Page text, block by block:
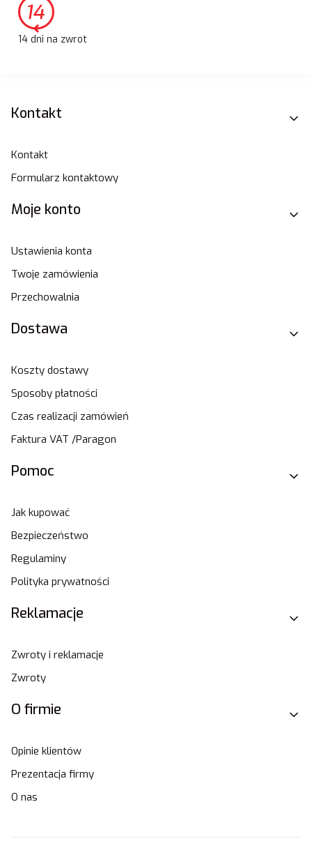
14 dni na zwrot
Linki w stopce
Kontakt
Kontakt
Formularz kontaktowy
Moje konto
Ustawienia konta
Twoje zamówienia
Przechowalnia
Dostawa
Koszty dostawy
Sposoby płatności
Czas realizacji zamówień
Faktura VAT /Paragon
Pomoc
Jak kupować
Bezpieczeństwo
Regulaminy
Polityka prywatności
Reklamacje
Zwroty i reklamacje
Zwroty
O firmie
Opinie klientów
Prezentacja firmy
O nas